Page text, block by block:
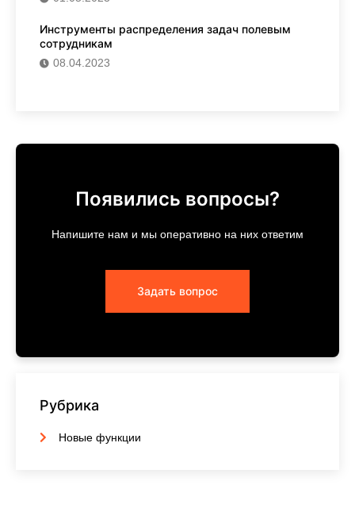
Инструменты распределения задач полевым
сотрудникам
08.04.2023
Появились вопросы?
Напишите нам и мы оперативно на них ответим
Задать вопрос
Рубрика
Новые функции